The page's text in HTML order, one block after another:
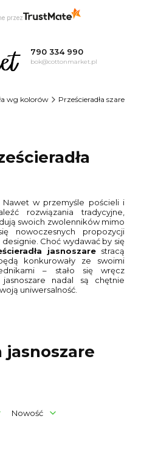
790 334 990
bok@cottonmarket.pl
wg kolorów Prześcieradła szare
w przemyśle pościeli i
rozwiązania tradycyjne,
swoich zwolenników mimo
nowoczesnych propozycji
Choć wydawać by się
jasnoszare stracą
konkurowały ze swoimi
– stało się wręcz
jasnoszare nadal są chętnie
uniwersalność.
jasnoszare
Nowość
przez